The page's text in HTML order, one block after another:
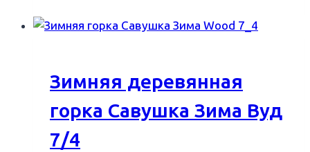
Зимняя деревянная
горка Савушка Зима Вуд
7/4